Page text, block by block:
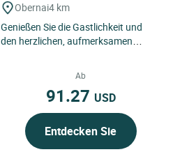
Obernai4 km
Genießen Sie die Gastlichkeit und
den herzlichen, aufmerksamen
Ab
91.27 USD
Entdecken Sie